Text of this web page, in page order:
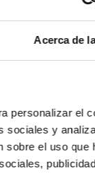
Acerca de
personalizar el
sociales y
sobre el uso que
del
Satellites
En esta
el lema